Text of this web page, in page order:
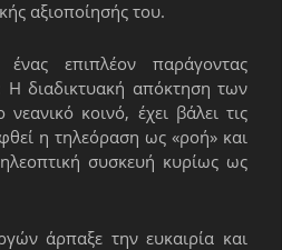
αξιοποίησής του.
ένας επιπλέον παράγοντας
Η διαδικτυακή απόκτηση των
κοινό, έχει βάλει τις
η τηλεόραση ως «ροή» και
συσκευή κυρίως ως
άρπαξε την ευκαιρία και